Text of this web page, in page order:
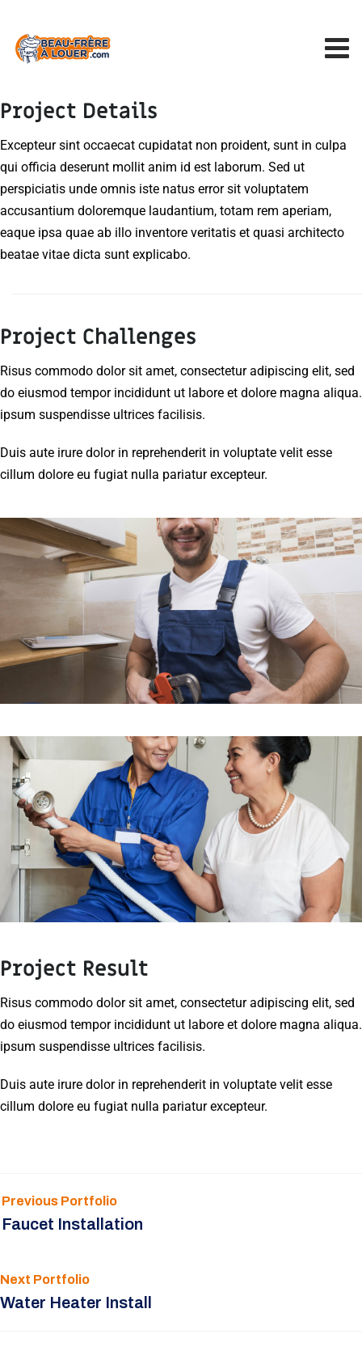
Project Details
Excepteur sint occaecat cupidatat non proident, sunt in culpa
qui officia deserunt mollit anim id est laborum. Sed ut
perspiciatis unde omnis iste natus error sit voluptatem
accusantium doloremque laudantium, totam rem aperiam,
eaque ipsa quae ab illo inventore veritatis et quasi architecto
beatae vitae dicta sunt explicabo.
Project Challenges
Risus commodo dolor sit amet, consectetur adipiscing elit, sed
do eiusmod tempor incididunt ut labore et dolore magna aliqua.
ipsum suspendisse ultrices facilisis.
Duis aute irure dolor in reprehenderit in voluptate velit esse
cillum dolore eu fugiat nulla pariatur excepteur.
Project Result
Risus commodo dolor sit amet, consectetur adipiscing elit, sed
do eiusmod tempor incididunt ut labore et dolore magna aliqua.
ipsum suspendisse ultrices facilisis.
Duis aute irure dolor in reprehenderit in voluptate velit esse
cillum dolore eu fugiat nulla pariatur excepteur.
Previous Portfolio
Faucet Installation
Next Portfolio
Water Heater Install